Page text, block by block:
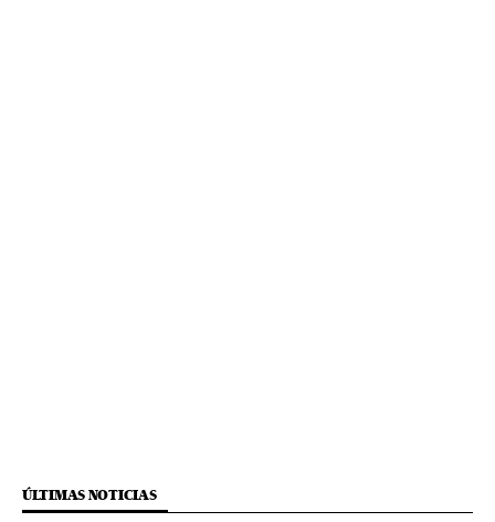
ÚLTIMAS NOTICIAS